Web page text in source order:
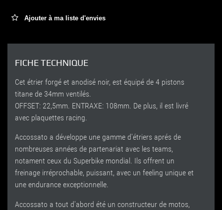
Ajouter à ma liste d'envies
FICHE TECHNIQUE
Cet étrier forgé et anodisé noir, est équipé de 4 pistons
titane de 34mm ventilés.
OFFSET: 22,5mm. ENTRAXE: 108mm. De plus, il est livré
avec plaquettes racing.
Accossato a développe une gamme d'étriers aprés de
nombreuses années de partenariat avec les teams,
notament ceux du Superbike mondial. Ils offrent un
freinage irréprochable, puissant, avec un feeling unique et
une endurance exceptionnelle.
Accossato a tout d'abord été un constructeur de motos,